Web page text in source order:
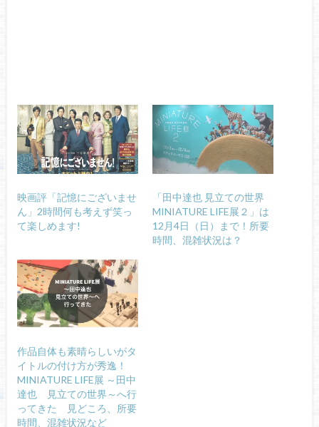
映画評「記憶にございませ
ん」2時間何も考えず笑っ
て楽しめます!
「田中達也 見立ての世界
MINIATURE LIFE展２」は
12月4日（日）まで！所要
時間、混雑状況は？
作品自体も素晴らしいがタ
イトルの付け方が秀逸！
MINIATURE LIFE展 ～田中
達也 見立ての世界～へ行
ってきた 見どころ、所要
時間、混雑状況など